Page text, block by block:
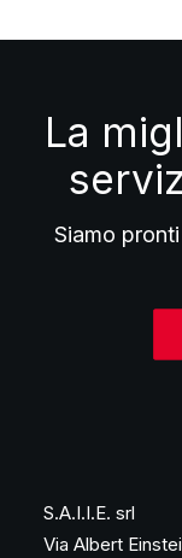
La
Siamo
S.A.I.I.E. srl
Via Albert